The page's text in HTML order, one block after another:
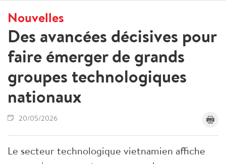
Nouvelles
Des avancées décisives pour
faire émerger de grands
groupes technologiques
nationaux
20/05/2026
Le secteur technologique vietnamien affiche